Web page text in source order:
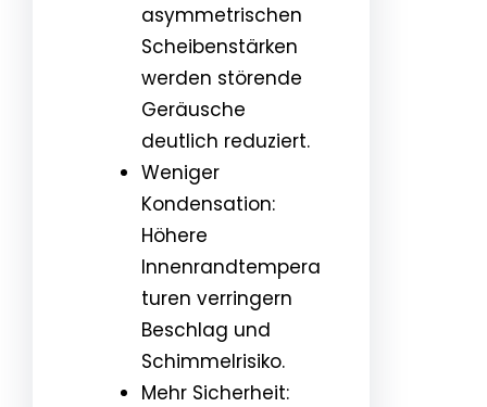
asymmetrischen
Scheibenstärken
werden störende
Geräusche
deutlich reduziert.
Weniger
Kondensation:
Höhere
Innenrandtempera
turen verringern
Beschlag und
Schimmelrisiko.
Mehr Sicherheit: